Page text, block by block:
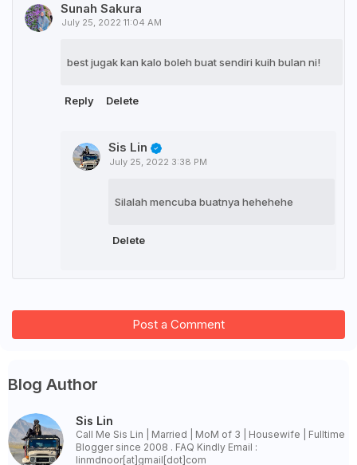
Sunah Sakura
July 25, 2022 11:04 AM
best jugak kan kalo boleh buat sendiri kuih bulan ni!
Reply Delete
Sis Lin
July 25, 2022 3:38 PM
Silalah mencuba buatnya hehehehe
Delete
Post a Comment
Blog Author
Sis Lin
Call Me Sis Lin | Married | MoM of 3 | Housewife | Fulltime
Blogger since 2008 . FAQ Kindly Email :
linmdnoor[at]gmail[dot]com